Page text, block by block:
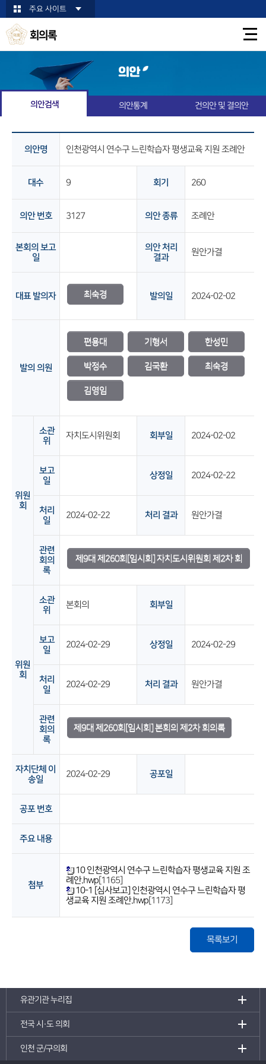
본문바로가기주요 사이트
회의록
의안
의안검색 의안통계 건의안 및 결의안
의안명 인천광역시 연수구 느린학습자 평생교육 지원 조례안
대수 9 회기 260
의안 번호 3127 의안 종류 조례안
본회의 보고
일
의안 처리
결과
원안가결
대표 발의자 최숙경 발의일 2024-02-02
발의 의원
편용대 기형서 한성민
박정수 김국환 최숙경
김영임
위원
회
소관
위
자치도시위원회 회부일 2024-02-02
보고
일
상정일 2024-02-22
처리
일
2024-02-22 처리 결과 원안가결
관련
회의
록
제9대 제260회[임시회] 자치도시위원회 제2차 회
위원
회
소관
위
본회의 회부일
보고
일
2024-02-29 상정일 2024-02-29
처리
일
2024-02-29 처리 결과 원안가결
관련
회의
록
제9대 제260회[임시회] 본회의 제2차 회의록
자치단체 이
송일
2024-02-29 공포일
공포 번호
주요 내용
첨부
10 인천광역시 연수구 느린학습자 평생교육 지원 조
례안.hwp[1165]
10-1 [심사보고] 인천광역시 연수구 느린학습자 평
생교육 지원 조례안.hwp[1173]
목록보기
유관기관 누리집
전국 시·도 의회
인천 군/구의회